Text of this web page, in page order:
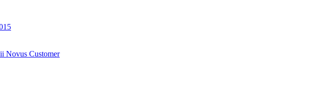
Novus Customer